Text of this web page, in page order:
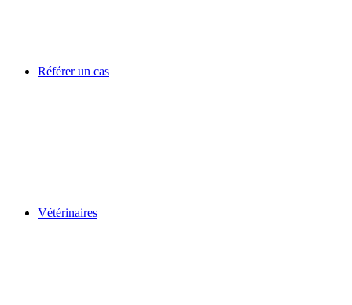
Référer un cas
Vétérinaires